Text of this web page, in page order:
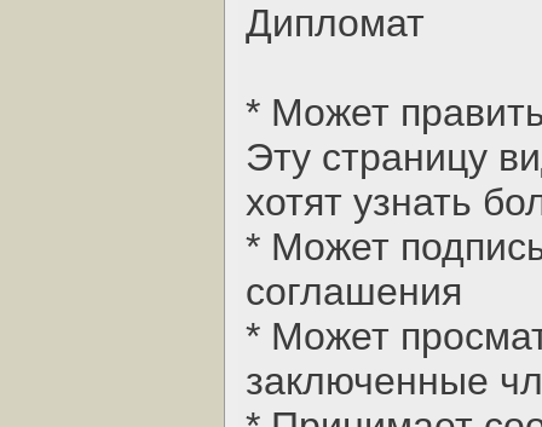
Дипломат
* Может
Эту страницу
хотят узнать
* Может
соглашения
* Может
заключенные